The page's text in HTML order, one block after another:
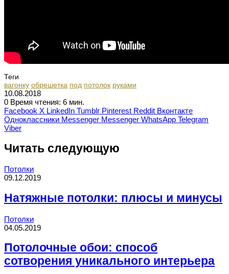
Теги
вагонку обрешетка под потолок руками
10.08.2018
0 Время чтения: 6 мин.
Facebook X LinkedIn Tumblr Pinterest Reddit Вконтакте
Одноклассники Messenger Messenger WhatsApp Telegram
Viber
Читать следующую
Потолки
09.12.2019
Натяжные потолки: плюсы и минусы
Потолки
04.05.2019
Потолочные обои: способ
сотворения уникального интерьера